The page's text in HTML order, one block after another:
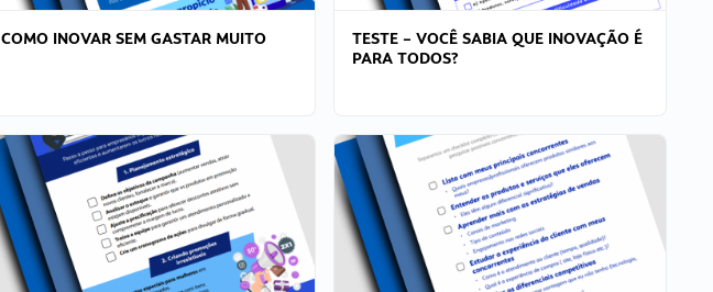
COMO INOVAR SEM GASTAR MUITO
TESTE – VOCÊ SABIA QUE INOVAÇÃO É
PARA TODOS?